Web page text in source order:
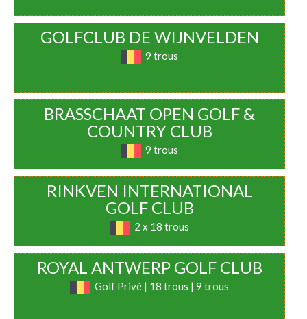
GOLFCLUB DE WIJNVELDEN
9 trous
BRASSCHAAT OPEN GOLF &
COUNTRY CLUB
9 trous
RINKVEN INTERNATIONAL
GOLF CLUB
2 x 18 trous
ROYAL ANTWERP GOLF CLUB
Golf Privé | 18 trous | 9 trous